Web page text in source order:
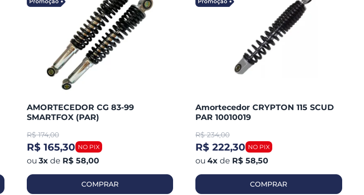
AMORTECEDOR CG 83-99
SMARTFOX (PAR)
R$ 174,00
R$ 165,30
3x de R$ 58,00
COMPRAR
Amortecedor CRYPTON 115 SCUD
PAR 10010019
R$ 234,00
R$ 222,30
4x de R$ 58,50
COMPRAR